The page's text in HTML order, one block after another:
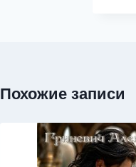
Похожие записи